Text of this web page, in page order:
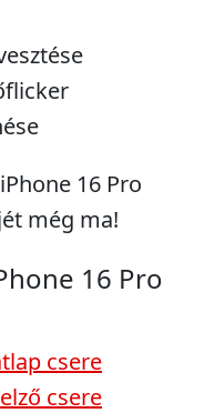
16 Pro
még ma!
16 Pro
csere
csere